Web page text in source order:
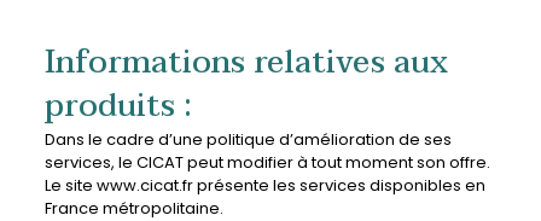
Informations relatives aux
produits :
Dans le cadre d’une politique d’amélioration de ses
services, le CICAT peut modifier à tout moment son offre.
Le site www.cicat.fr présente les services disponibles en
France métropolitaine.